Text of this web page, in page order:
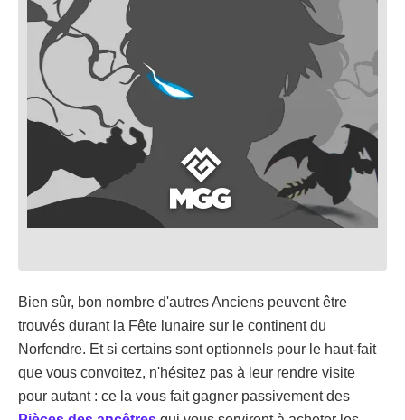
Bien sûr, bon nombre d'autres Anciens peuvent être
trouvés durant la Fête lunaire sur le continent du
Norfendre. Et si certains sont optionnels pour le haut-fait
que vous convoitez, n'hésitez pas à leur rendre visite
pour autant : ce la vous fait gagner passivement des